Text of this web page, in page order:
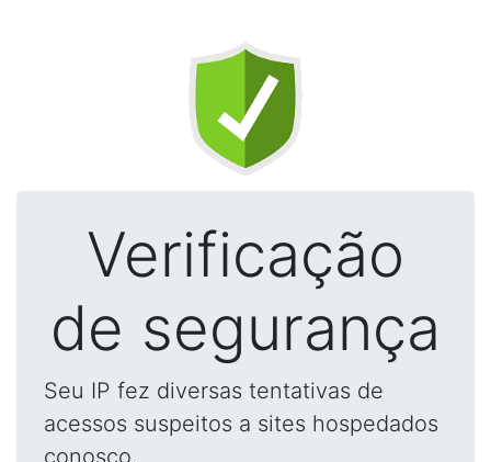
Verificação
de segurança
Seu IP fez diversas tentativas de
acessos suspeitos a sites hospedados
conosco.